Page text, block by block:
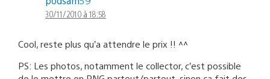
30/11/2010 à 18:58
Cool, reste plus qu’a attendre le prix !! ^^
PS: Les photos, notamment le collector, c’est possible